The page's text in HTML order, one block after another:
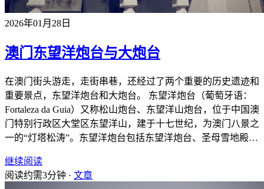
2026年01月28日
澳门东望洋炮台与大炮台
在澳门街头游走，走街串巷，还经过了两个重要的历史遗迹和
重要景点，东望洋炮台和大炮台。 东望洋炮台（葡萄牙语：
Fortaleza da Guia）又称松山炮台、东望洋山炮台，位于中国澳
门特别行政区大堂区东望洋山，建于十七世纪，为澳门八景之
一的“灯塔松涛”。东望洋炮台包括东望洋炮台、圣母雪地殿…
继续阅读
阅读约需3分钟 · 文章